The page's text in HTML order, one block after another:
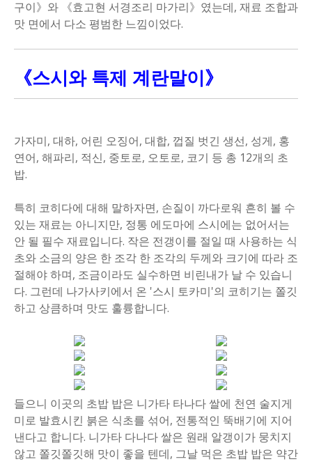
구이》와 《효고현 서경조리 마가리》였는데, 재료 조합과
맛 면에서 다소 평범한 느낌이었다.
《스시와 특제 계란말이》
가자미, 대하, 어린 오징어, 대합, 껍질 벗긴 생선, 성게, 홍
연어, 해파리, 적신, 중토로, 오토로, 코기 등 총 12개의 초
밥.
특히 코히다에 대해 말하자면, 손질이 까다로워 흔히 볼 수
있는 재료는 아니지만, 정통 에도마에 스시에는 없어서는
안 될 필수 재료입니다. 작은 전갱이를 절일 때 사용하는 식
초와 소금의 양은 한 조각 한 조각의 두께와 크기에 따라 조
절해야 하며, 조금이라도 실수하면 비린내가 날 수 있습니
다. 그런데 나가사키에서 온 '스시 토카미'의 코히기는 쫄깃
하고 상큼하며 맛도 훌륭합니다.
들으니 이곳의 초밥 밥은 니가타 타나다 쌀에 천연 술지게
미로 발효시킨 붉은 식초를 섞어, 전통적인 뚝배기에 지어
낸다고 합니다. 니가타 다나다 쌀은 원래 알갱이가 뭉치지
않고 쫄깃쫄깃해 맛이 좋을 텐데, 그날 먹은 초밥 밥은 약간